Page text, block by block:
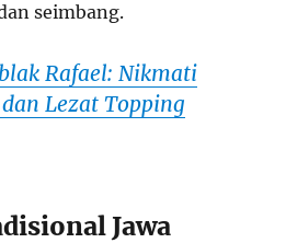
seimbang.
Rafael: Nikmati
dan Lezat Topping
Jawa